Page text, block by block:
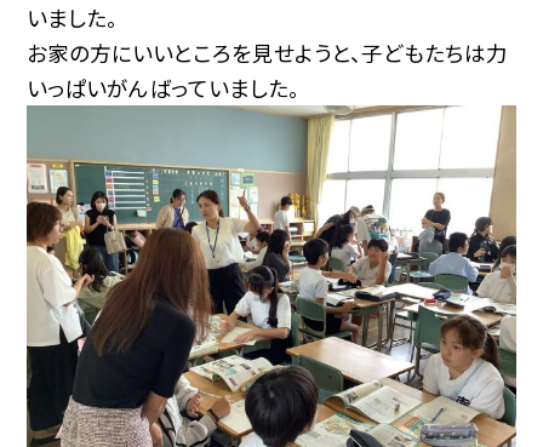
いました。
お家の方にいいところを見せようと、子どもたちは力
いっぱいがんばっていました。